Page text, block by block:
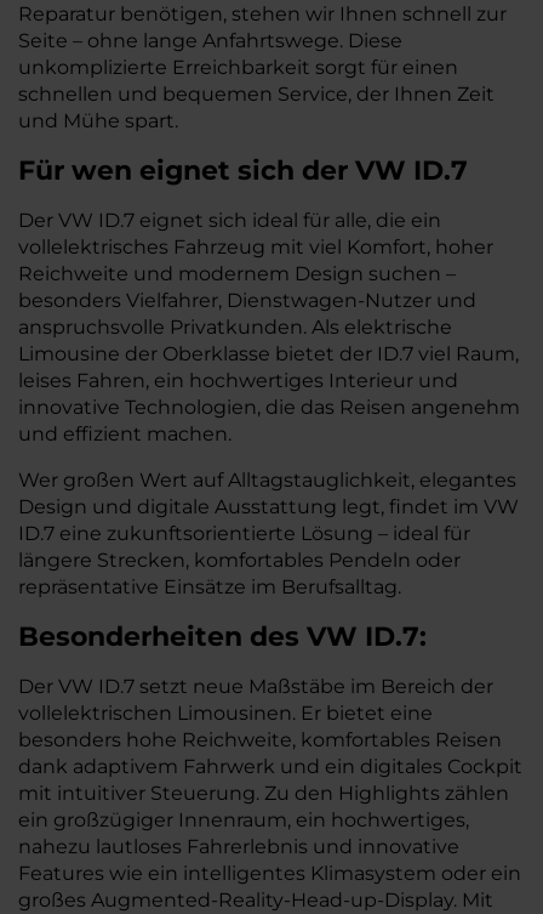
Reparatur benötigen, stehen wir Ihnen schnell zur
Seite – ohne lange Anfahrtswege. Diese
unkomplizierte Erreichbarkeit sorgt für einen
schnellen und bequemen Service, der Ihnen Zeit
und Mühe spart.
Für wen eignet sich der VW ID.7
Der VW ID.7 eignet sich ideal für alle, die ein
vollelektrisches Fahrzeug mit viel Komfort, hoher
Reichweite und modernem Design suchen –
besonders Vielfahrer, Dienstwagen-Nutzer und
anspruchsvolle Privatkunden. Als elektrische
Limousine der Oberklasse bietet der ID.7 viel Raum,
leises Fahren, ein hochwertiges Interieur und
innovative Technologien, die das Reisen angenehm
und effizient machen.
Wer großen Wert auf Alltagstauglichkeit, elegantes
Design und digitale Ausstattung legt, findet im VW
ID.7 eine zukunftsorientierte Lösung – ideal für
längere Strecken, komfortables Pendeln oder
repräsentative Einsätze im Berufsalltag.
Besonderheiten des VW ID.7:
Der VW ID.7 setzt neue Maßstäbe im Bereich der
vollelektrischen Limousinen. Er bietet eine
besonders hohe Reichweite, komfortables Reisen
dank adaptivem Fahrwerk und ein digitales Cockpit
mit intuitiver Steuerung. Zu den Highlights zählen
ein großzügiger Innenraum, ein hochwertiges,
nahezu lautloses Fahrerlebnis und innovative
Features wie ein intelligentes Klimasystem oder ein
großes Augmented-Reality-Head-up-Display. Mit